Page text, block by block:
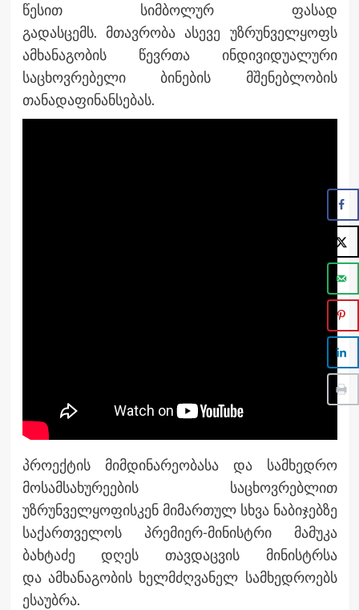
წესით სიმბოლურ ფასად
გადასცემს. მთავრობა ასევე უზრუნველყოფს
ამხანაგობის წევრთა ინდივიდუალური
საცხოვრებელი ბინების მშენებლობის
თანადაფინანსებას.
პროექტის მიმდინარეობასა და სამხედრო
მოსამსახურეების საცხოვრებლით
უზრუნველყოფისკენ მიმართულ სხვა ნაბიჯებზე
საქართველოს პრემიერ-მინისტრი მამუკა
ბახტაძე დღეს თავდაცვის მინისტრსა
და ამხანაგობის ხელმძღვანელ სამხედროებს
ესაუბრა.